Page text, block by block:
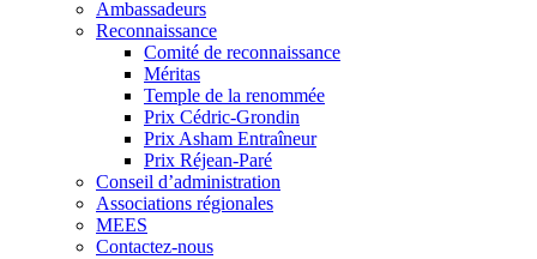
Ambassadeurs
Reconnaissance
Comité de reconnaissance
Méritas
Temple de la renommée
Prix Cédric-Grondin
Prix Asham Entraîneur
Prix Réjean-Paré
Conseil d’administration
Associations régionales
MEES
Contactez-nous